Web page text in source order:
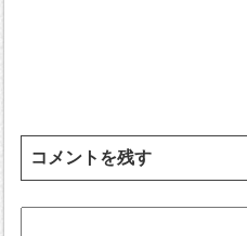
コメントを残す